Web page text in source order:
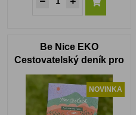
Be Nice EKO
Cestovatelský deník pro
děti
NOVINKA